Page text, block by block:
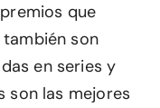
que
son
en series y
son las mejores